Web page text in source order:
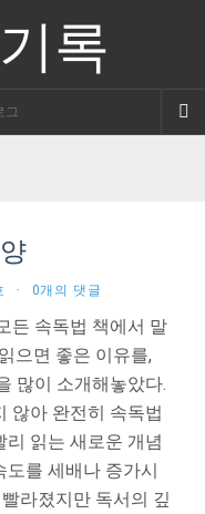
그
· 0개의 댓글
든 속독법 책에서 말
으면 좋은 이유를,
많이 소개해놓았다.
않아 완전히 속독법
읽는 새로운 개념
를 세배나 증가시
라졌지만 독서의 깊